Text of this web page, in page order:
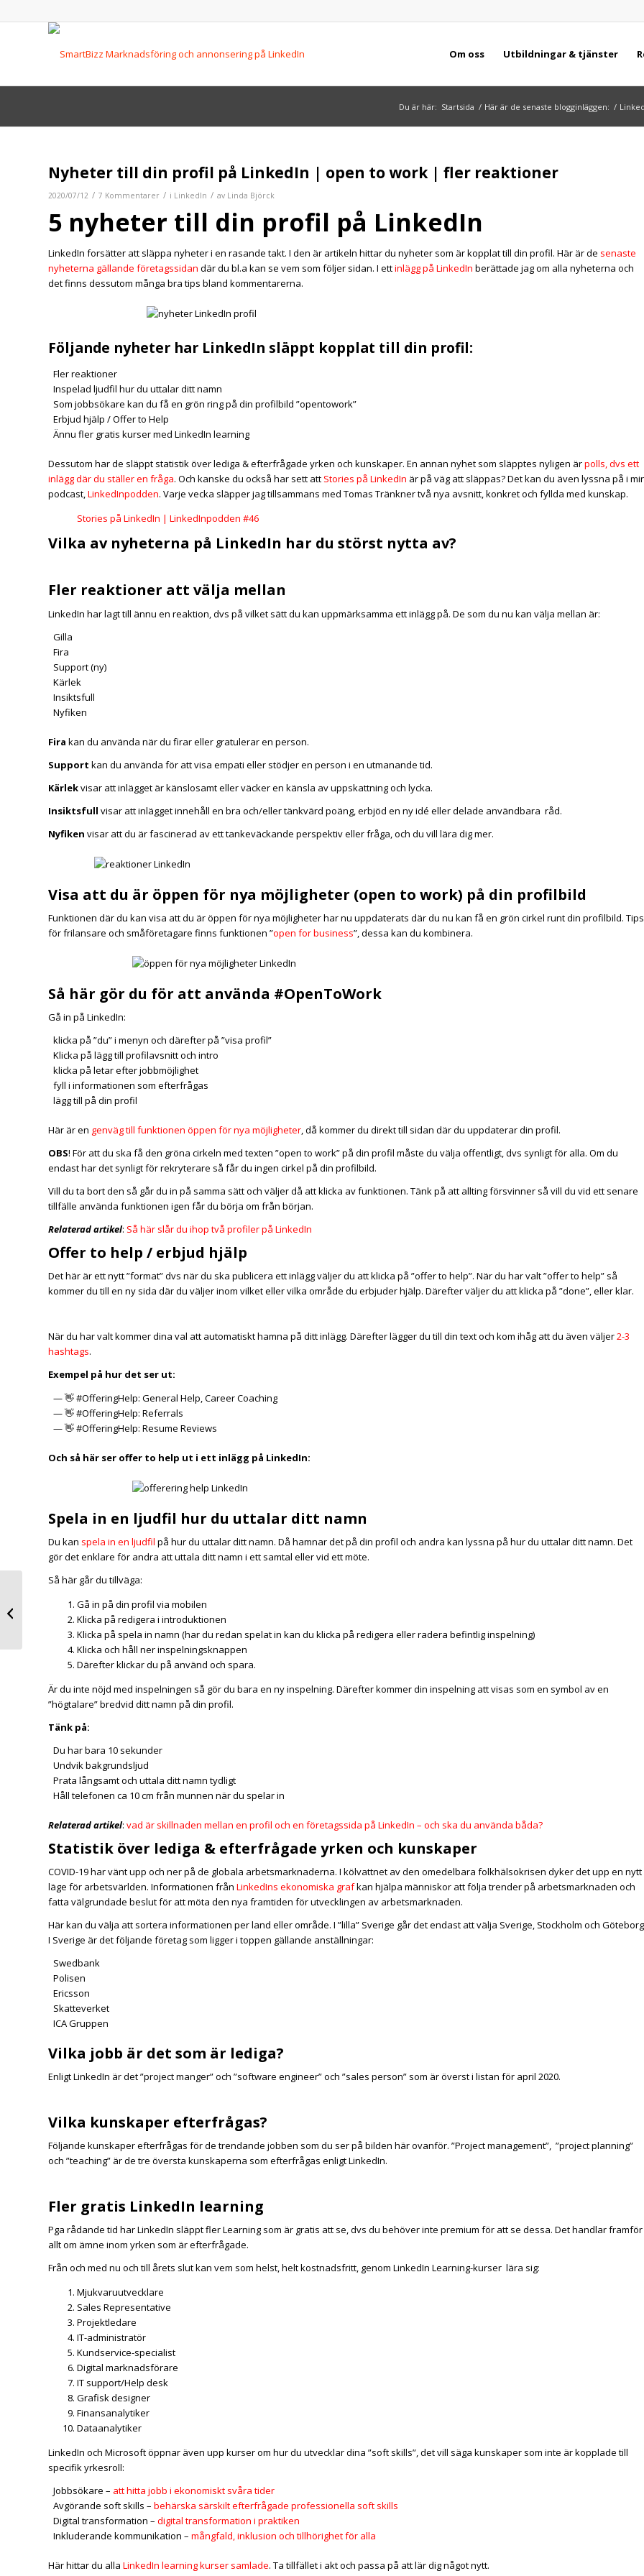
Om oss Utbildningar & tjänster
Du är här: Startsida / Här är de senaste blogginläggen: /
Nyheter till din profil på LinkedIn | open to work | fler reaktioner
2020/07/12 / 7 Kommentarer / i LinkedIn / av Linda Björck
5 nyheter till din profil på LinkedIn
LinkedIn forsätter att släppa nyheter i en rasande takt. I den är artikeln hittar du nyheter som är kopplat till din profil. Här är de senaste
nyheterna gällande företagssidan där du bl.a kan se vem som följer sidan. I ettinlägg på LinkedIn berättade jag om alla nyheterna och
det finns dessutom många bra tips bland kommentarerna.
Följande nyheter har LinkedIn släppt kopplat till din profil:
Fler reaktioner
Inspelad ljudfil hur du uttalar ditt namn
Som jobbsökare kan du få en grön ring på din profilbild ”opentowork”
Erbjud hjälp / Offer to Help
Ännu fler gratis kurser med LinkedIn learning
Dessutom har de släppt statistik över lediga & efterfrågade yrken och kunskaper. En annan nyhet som släpptes nyligen ärpolls, dvs ett
inlägg där du ställer en fråga. Och kanske du också har sett att Stories på LinkedIn är på väg att släppas? Det kan du även lyssna på i
podcast,LinkedInpodden. Varje vecka släpper jag tillsammans med Tomas Tränkner två nya avsnitt, konkret och fyllda med kunskap.
Stories på LinkedIn | LinkedInpodden #46
Vilka av nyheterna på LinkedIn har du störst nytta av?
Fler reaktioner att välja mellan
LinkedIn har lagt till ännu en reaktion, dvs på vilket sätt du kan uppmärksamma ett inlägg på. De som du nu kan välja mellan är:
Gilla
Fira
Support (ny)
Kärlek
Insiktsfull
Nyfiken
Fira kan du använda när du firar eller gratulerar en person.
Support kan du använda för att visa empati eller stödjer en person i en utmanande tid.
Kärlekvisar att inlägget är känslosamt eller väcker en känsla av uppskattning och lycka.
Insiktsfull visar att inlägget innehåll en bra och/eller tänkvärd poäng, erbjöd en ny idé eller delade användbara råd.
Nyfiken visar att du är fascinerad av ett tankeväckande perspektiv eller fråga, och du vill lära dig mer.
Visa att du är öppen för nya möjligheter (open to work) på din profilbild
Funktionen där du kan visa att du är öppen för nya möjligheter har nu uppdaterats där du nu kan få en grön cirkel runt din profilbild.
för frilansare och småföretagare finns funktionen ”open for business”, dessa kan du kombinera.
Så här gör du för att använda #OpenToWork
Gå in på LinkedIn:
klicka på ”du” i menyn och därefter på ”visa profil”
Klicka på lägg till profilavsnitt och intro
klicka på letar efter jobbmöjlighet
fyll i informationen som efterfrågas
lägg till på din profil
Här är en genväg till funktionen öppen för nya möjligheter, då kommer du direkt till sidan där du uppdaterar din profil.
OBS! För att du ska få den gröna cirkeln med texten ”open to work” på din profil måste du välja offentligt, dvs synligt för alla. Om du
endast har det synligt för rekryterare så får du ingen cirkel på din profilbild.
Vill du ta bort den så går du in på samma sätt och väljer då att klicka av funktionen. Tänk på att allting försvinner så vill du vid ett senare
tillfälle använda funktionen igen får du börja om från början.
Relaterad artikel: Så här slår du ihop två profiler på LinkedIn
Offer to help / erbjud hjälp
Det här är ett nytt ”format” dvs när du ska publicera ett inlägg väljer du att klicka på ”offer to help”. När du har valt ”offer to help” så
kommer du till en ny sida där du väljer inom vilket eller vilka område du erbjuder hjälp. Därefter väljer du att klicka på ”done”, eller klar.
När du har valt kommer dina val att automatiskt hamna på ditt inlägg. Därefter lägger du till din text och kom ihåg att du även väljer2-3
hashtags.
Exempel på hur det ser ut:
— 👋 #OfferingHelp: General Help, Career Coaching
— 👋 #OfferingHelp: Referrals
— 👋 #OfferingHelp: Resume Reviews
Och så här ser offer to help ut i ett inlägg på LinkedIn:
Spela in en ljudfil hur du uttalar ditt namn
Du kan spela in en ljudfil på hur du uttalar ditt namn. Då hamnar det på din profil och andra kan lyssna på hur du uttalar ditt namn. Det
gör det enklare för andra att uttala ditt namn i ett samtal eller vid ett möte.
Så här går du tillväga:
Gå in på din profil via mobilen
Klicka på redigera i introduktionen
Klicka på spela in namn (har du redan spelat in kan du klicka på redigera eller radera befintlig inspelning)
Klicka och håll ner inspelningsknappen
Därefter klickar du på använd och spara.
Är du inte nöjd med inspelningen så gör du bara en ny inspelning. Därefter kommer din inspelning att visas som en symbol av en
”högtalare” bredvid ditt namn på din profil.
Tänk på:
Du har bara 10 sekunder
Undvik bakgrundsljud
Prata långsamt och uttala ditt namn tydligt
Håll telefonen ca 10 cm från munnen när du spelar in
Relaterad artikel: vad är skillnaden mellan en profil och en företagssida på LinkedIn – och ska du använda båda?
Statistik över lediga & efterfrågade yrken och kunskaper
COVID-19 har vänt upp och ner på de globala arbetsmarknaderna. I kölvattnet av den omedelbara folkhälsokrisen dyker det upp en nytt
läge för arbetsvärlden. Informationen från LinkedIns ekonomiska grafkan hjälpa människor att följa trender på arbetsmarknaden och
fatta välgrundade beslut för att möta den nya framtiden för utvecklingen av arbetsmarknaden.
Här kan du välja att sortera informationen per land eller område. I ”lilla” Sverige går det endast att välja Sverige, Stockholm och
I Sverige är det följande företag som ligger i toppen gällande anställningar:
Swedbank
Polisen
Ericsson
Skatteverket
ICA Gruppen
Vilka jobb är det som är lediga?
Enligt LinkedIn är det ”project manger” och ”software engineer” och ”sales person” som är överst i listan för april 2020.
Vilka kunskaper efterfrågas?
Följande kunskaper efterfrågas för de trendande jobben som du ser på bilden här ovanför. ”Project management”, ”project planning”
och ”teaching” är de tre översta kunskaperna som efterfrågas enligt LinkedIn.
Fler gratis LinkedIn learning
Pga rådande tid har LinkedIn släppt fler Learning som är gratis att se, dvs du behöver inte premium för att se dessa. Det handlar framför
allt om ämne inom yrken som är efterfrågade.
Från och med nu och till årets slut kan vem som helst, helt kostnadsfritt, genom LinkedIn Learning-kurser lära sig:
Mjukvaruutvecklare
Sales Representative
Projektledare
IT-administratör
Kundservice-specialist
Digital marknadsförare
IT support/Help desk
Grafisk designer
Finansanalytiker
Dataanalytiker
LinkedIn och Microsoft öppnar även upp kurser om hur du utvecklar dina ”soft skills”, det vill säga kunskaper som inte är kopplade till
specifik yrkesroll:
Jobbsökare – att hitta jobb i ekonomiskt svåra tider
Avgörande soft skills – behärska särskilt efterfrågade professionella soft skills
Digital transformation – digital transformation i praktiken
Inkluderande kommunikation – mångfald, inklusion och tillhörighet för alla
Här hittar du alla LinkedIn learning kurser samlade. Ta tillfället i akt och passa på att lär dig något nytt.
vem som följer din
företagssida